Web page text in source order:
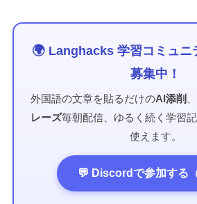
🌍 Langhacks 学習コミュニ
募集中！
外国語の文章を貼るだけのAI添削
レーズ毎朝配信、ゆるく続く学習
使えます。
💬 Discordで参加する